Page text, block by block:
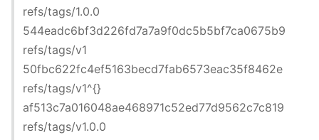
refs/tags/1.0.0
544eadc6bf3d226fd7a7a9f0dc5b5bf7ca0675b9
refs/tags/v1
50fbc622fc4ef5163becd7fab6573eac35f8462e
refs/tags/v1^{}
af513c7a016048ae468971c52ed77d9562c7c819
refs/tags/v1.0.0